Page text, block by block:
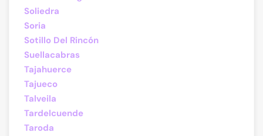
Soliedra
Soria
Sotillo Del Rincón
Suellacabras
Tajahuerce
Tajueco
Talveila
Tardelcuende
Taroda